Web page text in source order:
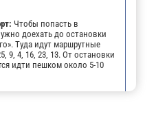
Чтобы попасть в
доехать до остановки
Туда идут маршрутные
9, 4, 16, 23, 13. От остановки
идти пешком около 5-10
г. Минеральные Воды.